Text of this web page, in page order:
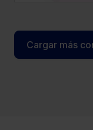
determinados
Cargar más